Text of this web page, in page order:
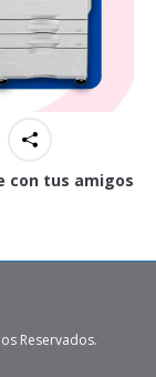
con tus amigos
Reservados.